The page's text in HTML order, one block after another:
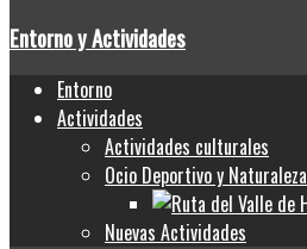
Entorno y Actividades
Entorno
Actividades
Actividades culturales
Ocio Deportivo y Naturaleza
Nuevas Actividades